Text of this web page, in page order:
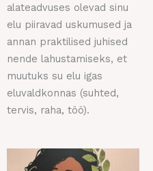
alateadvuses olevad sinu
elu piiravad uskumused ja
annan praktilised juhised
nende lahustamiseks, et
muutuks su elu igas
eluvaldkonnas (suhted,
tervis, raha, töö).